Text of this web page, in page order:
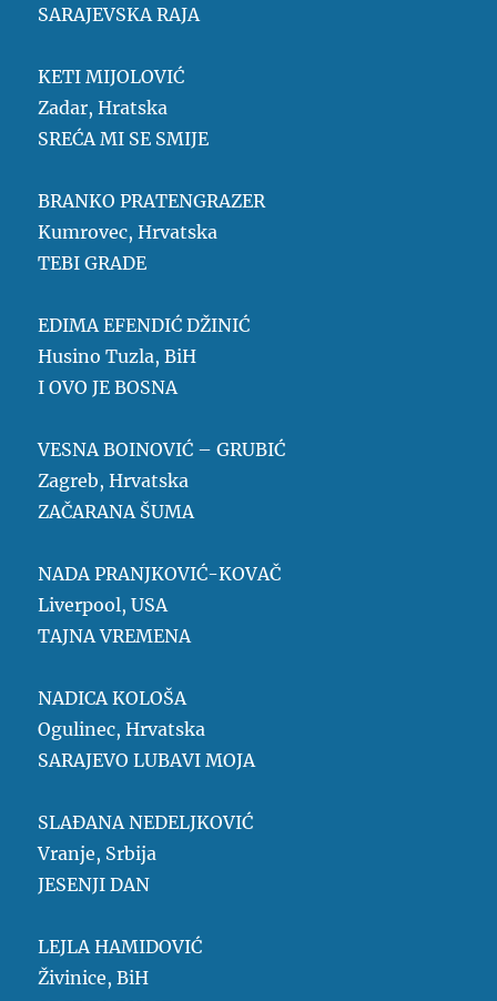
SARAJEVSKA RAJA
KETI MIJOLOVIĆ
Zadar, Hratska
SREĆA MI SE SMIJE
BRANKO PRATENGRAZER
Kumrovec, Hrvatska
TEBI GRADE
EDIMA EFENDIĆ DŽINIĆ
Husino Tuzla, BiH
I OVO JE BOSNA
VESNA BOINOVIĆ – GRUBIĆ
Zagreb, Hrvatska
ZAČARANA ŠUMA
NADA PRANJKOVIĆ-KOVAČ
Liverpool, USA
TAJNA VREMENA
NADICA KOLOŠA
Ogulinec, Hrvatska
SARAJEVO LUBAVI MOJA
SLAĐANA NEDELJKOVIĆ
Vranje, Srbija
JESENJI DAN
LEJLA HAMIDOVIĆ
Živinice, BiH